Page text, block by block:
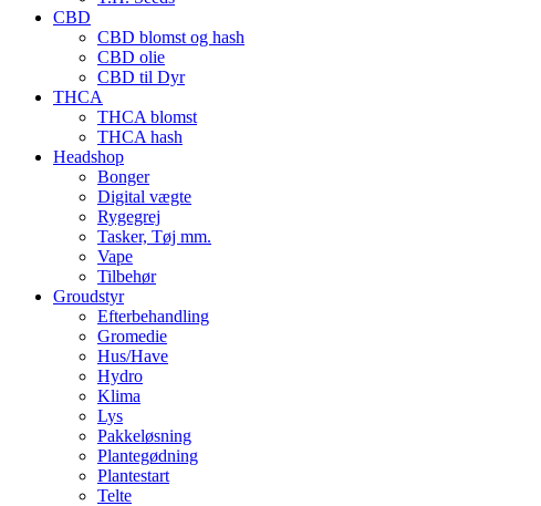
CBD
CBD blomst og hash
CBD olie
CBD til Dyr
THCA
THCA blomst
THCA hash
Headshop
Bonger
Digital vægte
Rygegrej
Tasker, Tøj mm.
Vape
Tilbehør
Groudstyr
Efterbehandling
Gromedie
Hus/Have
Hydro
Klima
Lys
Pakkeløsning
Plantegødning
Plantestart
Telte